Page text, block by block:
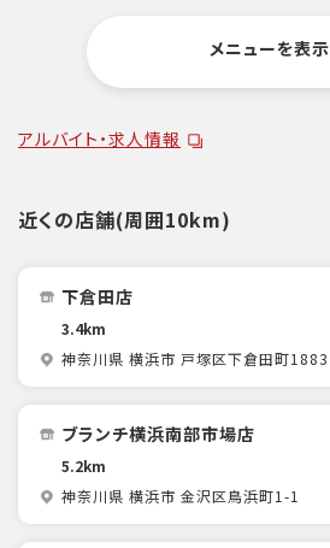
メニューを表示
アルバイト・求人情報
近くの店舗(周囲10km)
下倉田店
3.4km
神奈川県 横浜市 戸塚区下倉田町1883
ブランチ横浜南部市場店
5.2km
神奈川県 横浜市 金沢区鳥浜町1-1